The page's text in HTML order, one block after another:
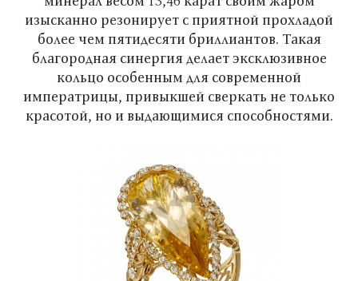
изысканно резонирует с приятной прохладой
более чем пятидесяти бриллиантов. Такая
благородная синергия делает эксклюзивное
кольцо особенным для современной
императрицы, привыкшей сверкать не только
красотой, но и выдающимися способностями.